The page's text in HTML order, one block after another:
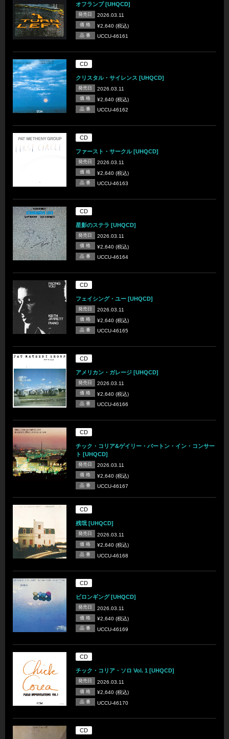
オフランプ [UHQCD]
発売日 2026.03.11
価 格 ¥2,640 (税込)
品 番 UCCU-46161
CD
クリスタル・サイレンス [UHQCD]
発売日 2026.03.11
価 格 ¥2,640 (税込)
品 番 UCCU-46162
CD
ファースト・サークル [UHQCD]
発売日 2026.03.11
価 格 ¥2,640 (税込)
品 番 UCCU-46163
CD
星影のステラ [UHQCD]
発売日 2026.03.11
価 格 ¥2,640 (税込)
品 番 UCCU-46164
CD
フェイシング・ユー [UHQCD]
発売日 2026.03.11
価 格 ¥2,640 (税込)
品 番 UCCU-46165
CD
アメリカン・ガレージ [UHQCD]
発売日 2026.03.11
価 格 ¥2,640 (税込)
品 番 UCCU-46166
CD
チック・コリア&ゲイリー・バートン・イン・コンサー
ト [UHQCD]
発売日 2026.03.11
価 格 ¥2,640 (税込)
品 番 UCCU-46167
CD
残氓 [UHQCD]
発売日 2026.03.11
価 格 ¥2,640 (税込)
品 番 UCCU-46168
CD
ビロンギング [UHQCD]
発売日 2026.03.11
価 格 ¥2,640 (税込)
品 番 UCCU-46169
CD
チック・コリア・ソロ Vol. 1 [UHQCD]
発売日 2026.03.11
価 格 ¥2,640 (税込)
品 番 UCCU-46170
CD